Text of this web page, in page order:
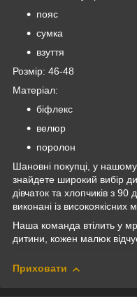
пояс
сумка
взуття
Розмір: 46-48
Матеріал:
біфлекс
велюр
поролон
Шановні покупці, у
знайдете широкий вибір
дівчаток та хлопчиків з
виконані із
Наша команда втілить у
дитини, кожен малюк
Приховати